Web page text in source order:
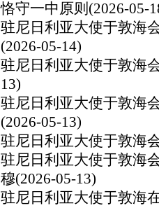
恪守一中原则 (2026-05-
驻尼日利亚大使于敦海
(2026-05-14)
驻尼日利亚大使于敦海
13)
驻尼日利亚大使于敦海
(2026-05-13)
驻尼日利亚大使于敦海
驻尼日利亚大使于敦海
穆(2026-05-13)
驻尼日利亚大使于敦海